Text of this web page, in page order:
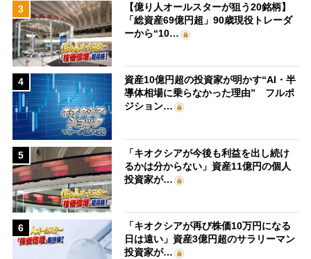
3
【億り人オールスターが狙う20銘柄】
「総資産69億円超」90歳現役トレーダ
ーから“10…
4
資産10億円超の投資家が明かす“AI・半
導体相場に乗らなかった理由” フルポ
ジション…
5
「キオクシアが今後も利益を出し続け
るかは分からない」資産11億円の個人
投資家が…
6
「キオクシアが再び株価10万円になる
日は遠い」資産3億円超のサラリーマン
投資家が…